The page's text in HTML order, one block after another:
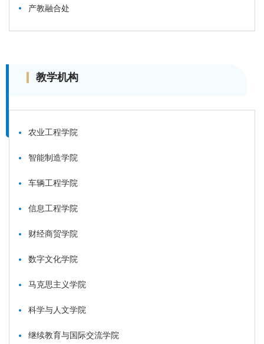
产教融合处
教学机构
农业工程学院
智能制造学院
车辆工程学院
信息工程学院
财经商贸学院
数字文化学院
马克思主义学院
科学与人文学院
继续教育与国际交流学院